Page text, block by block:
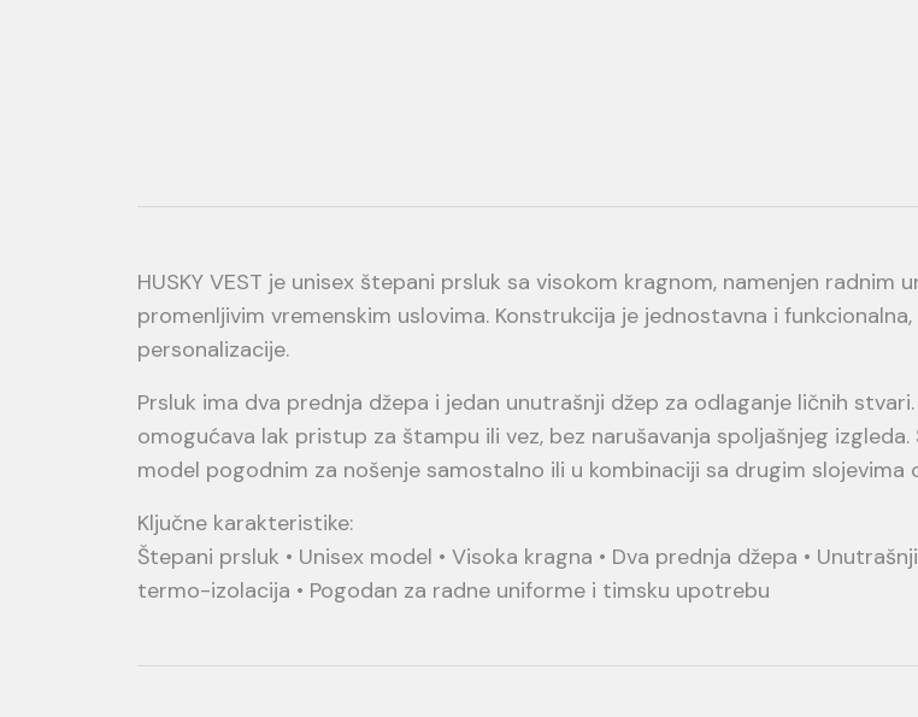
HUSKY VEST je unisex štepani prsluk sa visokom kragnom, namenjen
promenljivim vremenskim uslovima. Konstrukcija je jednostavna i
personalizacije.
Prsluk ima dva prednja džepa i jedan unutrašnji džep za odlaganje ličnih
omogućava lak pristup za štampu ili vez, bez narušavanja spoljašnjeg
model pogodnim za nošenje samostalno ili u kombinaciji sa drugim slojevima
Ključne karakteristike:
Štepani prsluk • Unisex model • Visoka kragna • Dva prednja džepa •
termo-izolacija • Pogodan za radne uniforme i timsku upotrebu